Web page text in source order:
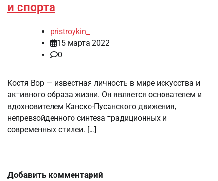
и спорта
pristroykin_
15 марта 2022
0
Костя Вор — известная личность в мире искусства и
активного образа жизни. Он является основателем и
вдохновителем Канско-Пусанского движения,
непревзойденного синтеза традиционных и
современных стилей. […]
Добавить комментарий